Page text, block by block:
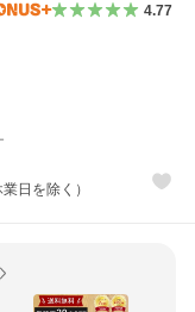
4.77
日を除く）